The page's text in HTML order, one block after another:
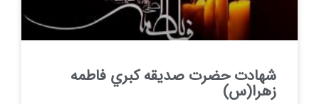
شهادت حضرت صديقه كبري فاطمه
زهرا(س)